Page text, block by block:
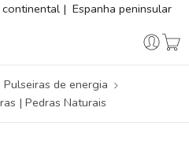
| Espanha peninsular
Pulseiras de energia
| Pedras Naturais